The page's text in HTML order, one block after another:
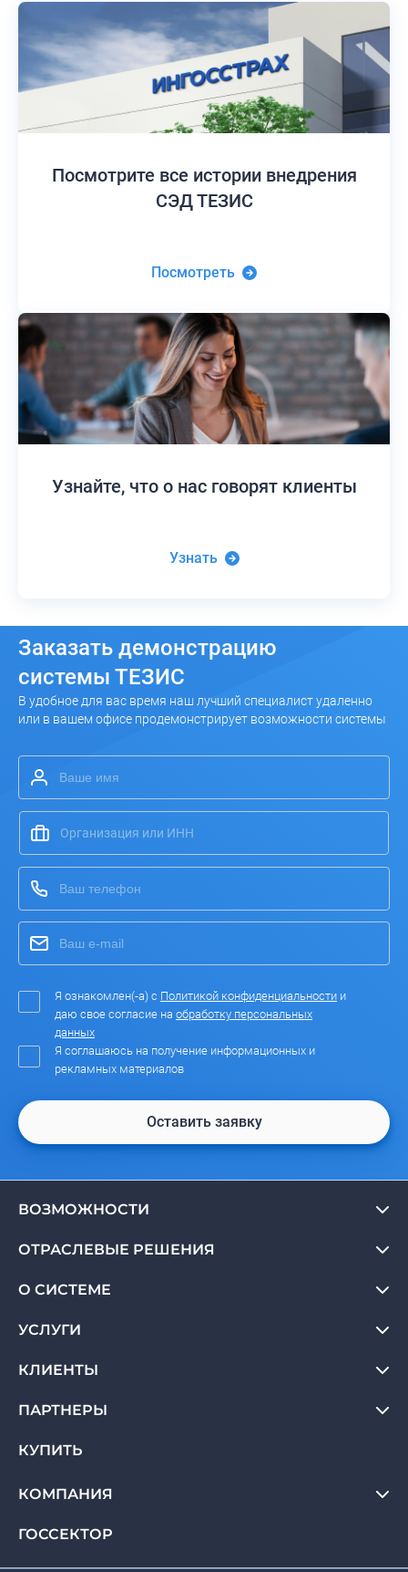
Посмотрите все историивнедрения
СЭД ТЕЗИС
Посмотреть
Узнайте,что о нас говорят клиенты
Узнать
Заказать демонстрацию
системы ТЕЗИС
В удобное для вас время наш лучший специалист удаленно
или в вашем офисе продемонстрирует возможности системы
Я ознакомлен(-а) с Политикой конфиденциальности и
даю свое согласие на обработку персональных
данных
Я соглашаюсь на получение информационных и
рекламных материалов
Оставить заявку
ВОЗМОЖНОСТИ
ОТРАСЛЕВЫЕ РЕШЕНИЯ
О СИСТЕМЕ
УСЛУГИ
КЛИЕНТЫ
ПАРТНЕРЫ
КУПИТЬ
КОМПАНИЯ
ГОССЕКТОР